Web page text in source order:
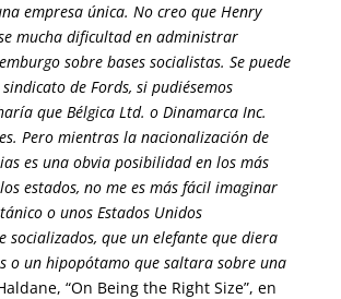
empresa única. No creo que Henry
mucha dificultad en administrar
sobre bases socialistas. Se puede
de Fords, si pudiésemos
que Bélgica Ltd. o Dinamarca Inc.
Pero mientras la nacionalización de
es una obvia posibilidad en los más
estados, no me es más fácil imaginar
o unos Estados Unidos
socializados, que un elefante que diera
o un hipopótamo que saltara sobre una
“On Being the Right Size”, en